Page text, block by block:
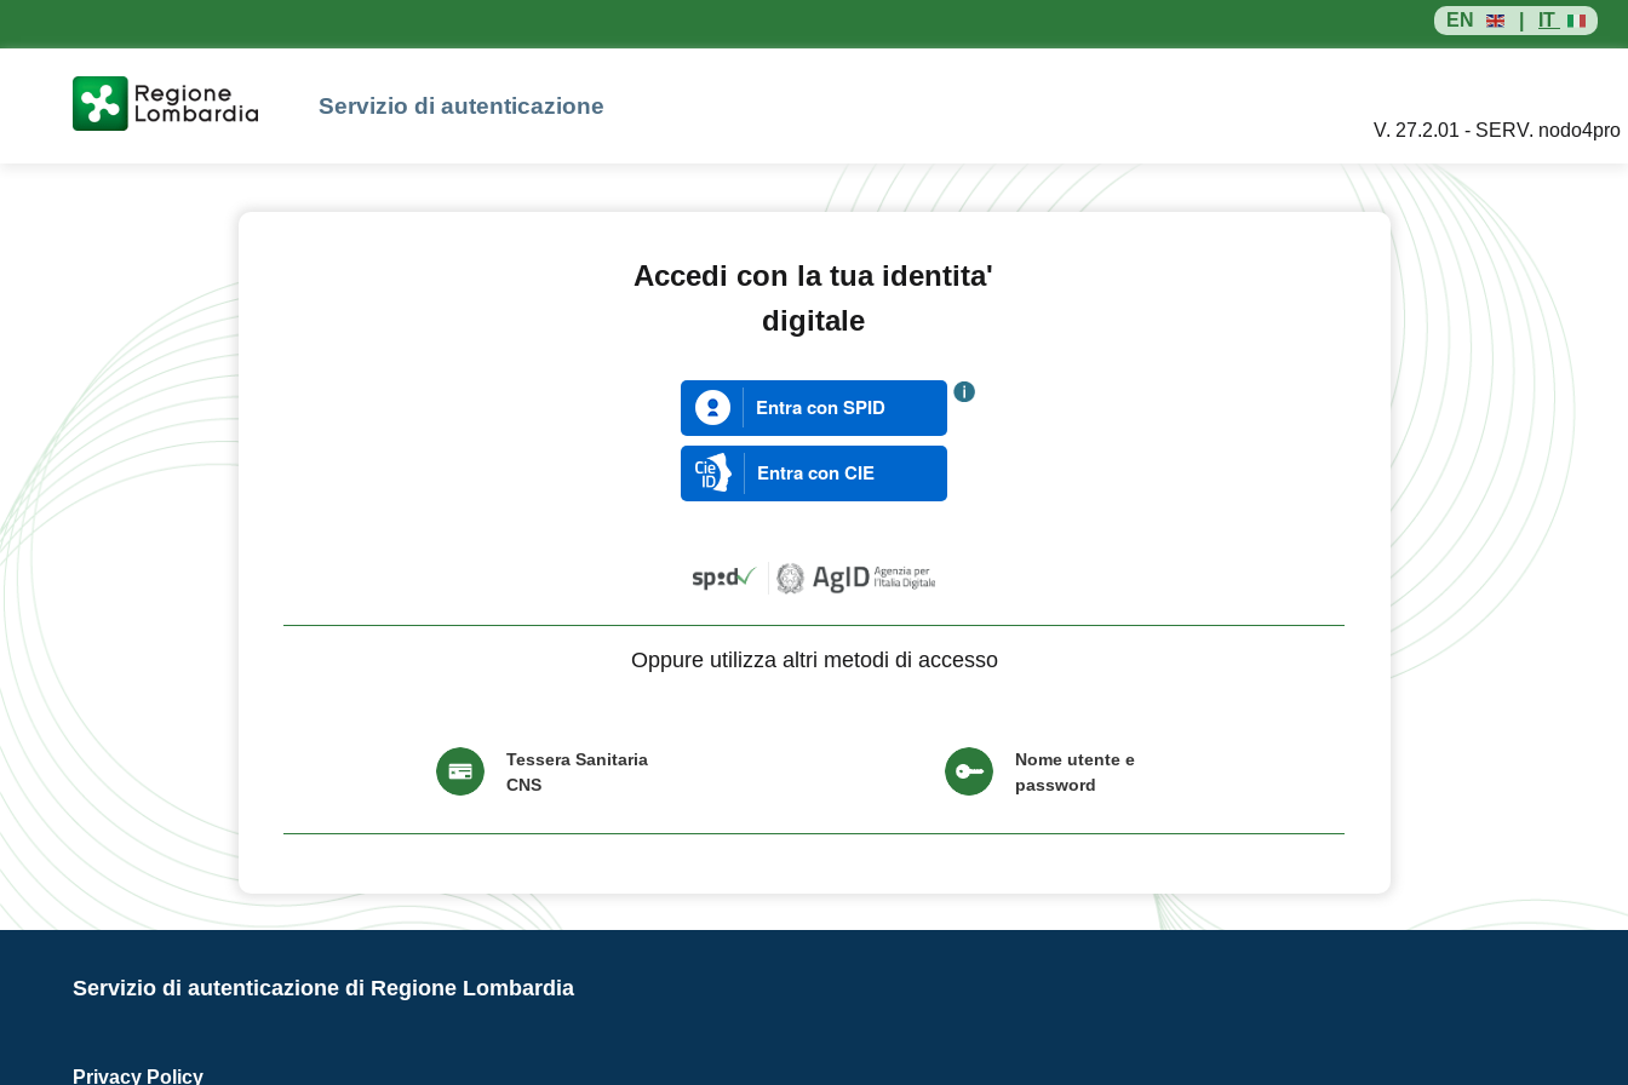
EN IT
Servizio di autenticazione
V. 27.2.01 - SERV. nodo4pro
Accedi con la tua identita'
digitale
Entra con SPID
Entra con CIE
Oppure utilizza altri metodi di accesso
Tessera Sanitaria
CNS
Nome utente e
password
Servizio di autenticazione di Regione Lombardia
Privacy Policy